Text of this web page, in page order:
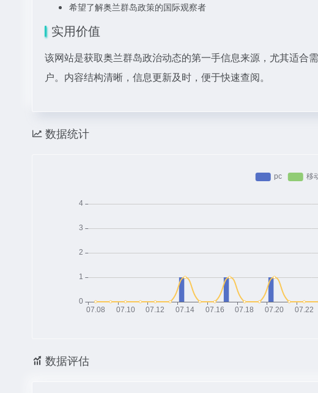
希望了解奥兰群岛政策的国际观察者
实用价值
该网站是获取奥兰群岛政治动态的第一手信息来源，尤其适合
户。内容结构清晰，信息更新及时，便于快速查阅。
数据统计
数据评估